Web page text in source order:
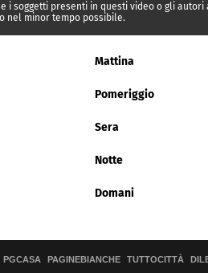
soggetti presenti in questi video o gli
nel minor tempo possibile.
Mattina
Pomeriggio
Sera
Notte
Domani
PGCASA PAGINEBIANCHE TUTTOCITTÀ